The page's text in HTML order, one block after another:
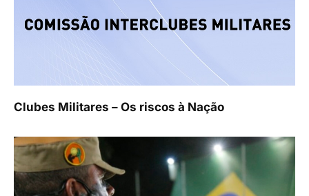
Clubes Militares – Os riscos à Nação